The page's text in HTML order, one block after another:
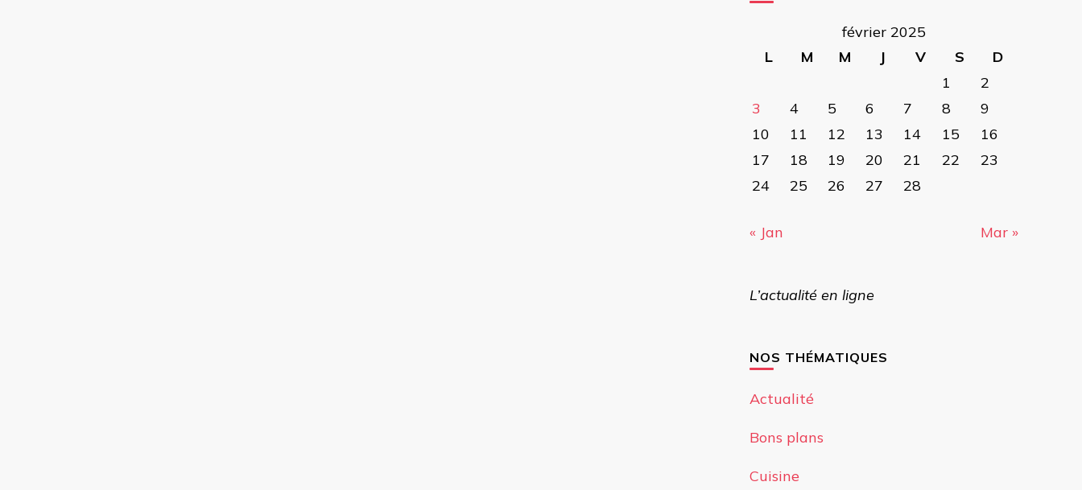
février 2025
L
M M J V S
D
1
2
3
4 5 6 7 8
9
10
11 12 13 14 15
16
17
18 19 20 21 22
23
24
25 26 27 28
« Jan Mar »
L’actualité en ligne
NOS THÉMATIQUES
Actualité
Bons plans
Cuisine